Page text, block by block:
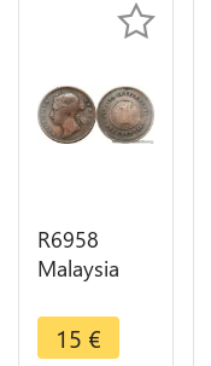
R6958
Malaysia
Settlements
One Cent
15 €